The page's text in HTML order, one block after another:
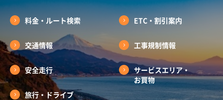
料金・ルート検索 ETC・割引案内
交通情報 工事規制情報
安全走行
サービスエリア・
お買物
旅行・ドライブ